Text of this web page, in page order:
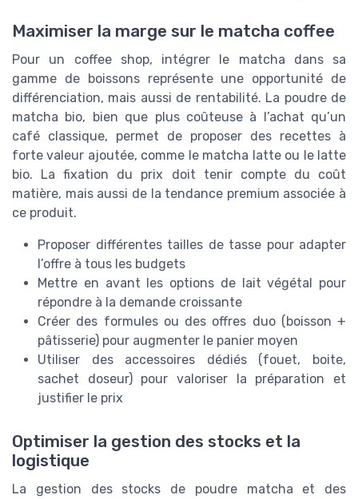
Maximiser la marge sur le matcha coffee
Pour un coffee shop, intégrer le matcha dans sa
gamme de boissons représente une opportunité de
différenciation, mais aussi de rentabilité. La poudre de
matcha bio, bien que plus coûteuse à l’achat qu’un
café classique, permet de proposer des recettes à
forte valeur ajoutée, comme le matcha latte ou le latte
bio. La fixation du prix doit tenir compte du coût
matière, mais aussi de la tendance premium associée à
ce produit.
Proposer différentes tailles de tasse pour adapter
l’offre à tous les budgets
Mettre en avant les options de lait végétal pour
répondre à la demande croissante
Créer des formules ou des offres duo (boisson +
pâtisserie) pour augmenter le panier moyen
Utiliser des accessoires dédiés (fouet, boite,
sachet doseur) pour valoriser la préparation et
justifier le prix
Optimiser la gestion des stocks et la
logistique
La gestion des stocks de poudre matcha et des